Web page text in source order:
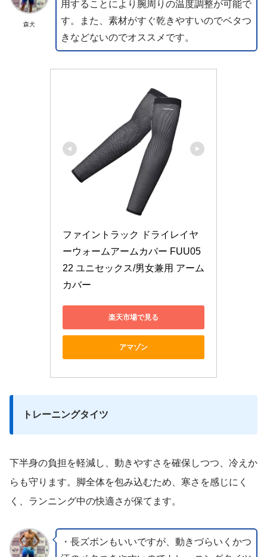
森犬
用することにより腕周りの温度調整が可能で
す。また、素材がすぐ乾きやすいのでベタつ
きなどないのでオススメです。
ファイントラック ドライレイヤ
ーウォームアームカバー FUU05
22 ユニセックス/男女兼用 アーム
カバー
楽天市場で見る
アマゾン
トレーニングタイツ
下半身の負担を軽減し、動きやすさを確保しつつ、冷えか
らも守ります。脚全体を包み込むため、寒さを感じにく
く、ランニング中の快適さが保てます。
・長ズボンもいいですが、動きづらいくかつ